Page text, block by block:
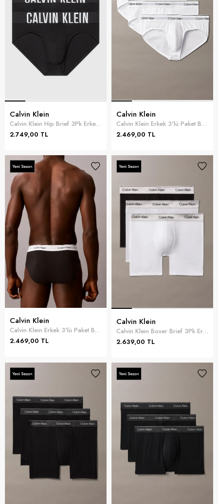
Calvin Klein
Calvin Klein Hip Brief 3Pk Erkek 3lü Boxer Siyah
2.749,00 TL
Calvin Klein
Calvin Klein Erkek 3'lü Paket Boxer Beyaz
2.469,00 TL
Calvin Klein
Calvin Klein Erkek 3'lü Paket Boxer Siyah
2.469,00 TL
Calvin Klein
Calvin Klein Boxer Brief 3Pk Erkek 3lü Boxer Gri
2.639,00 TL